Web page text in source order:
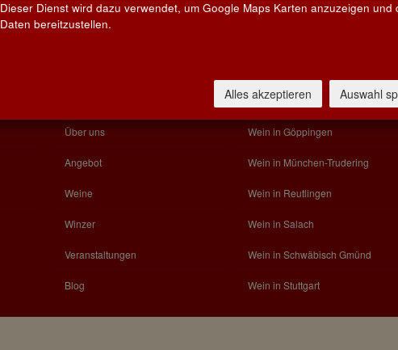
Über uns
Angebot
Weine
Winzer
Veranstaltungen
Blog
Wein in Aalen
Wein in Göppingen
Wein in München-Trudering
Wein in Reutlingen
Wein in Salach
Wein in Schwäbisch Gmünd
Wein in Stuttgart
Dieser Dienst wird dazu verwendet, um Google Maps Karten anzuzeigen und
Daten bereitzustellen.
Alles akzeptieren Auswahl